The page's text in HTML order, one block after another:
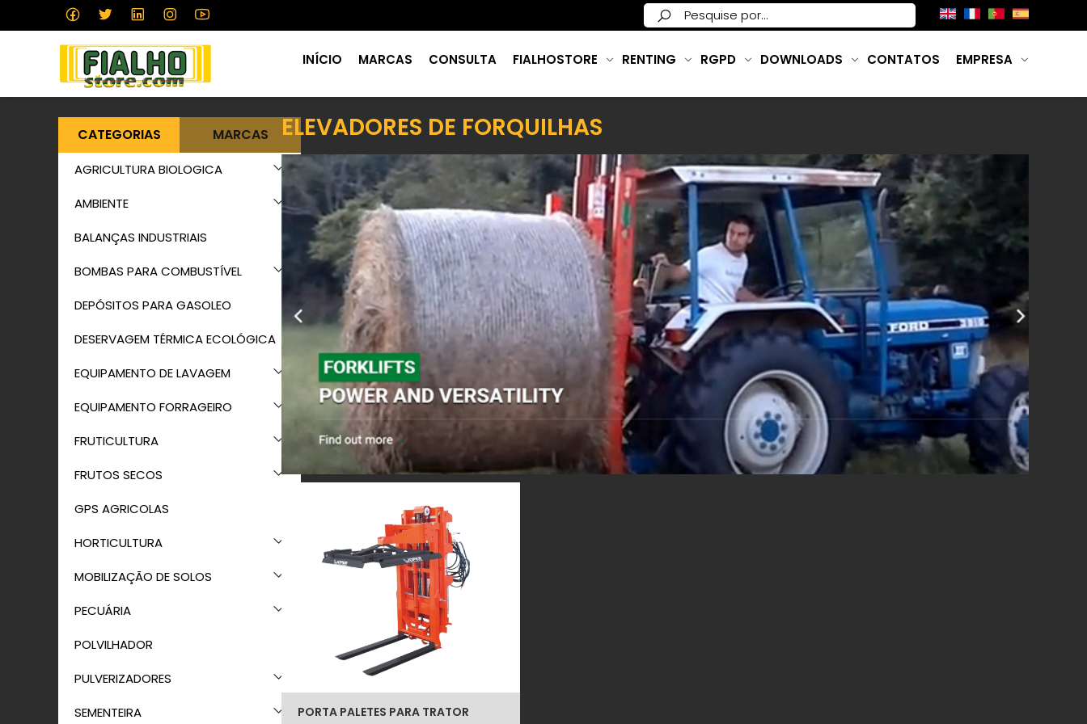
INÍCIO MARCAS CONSULTA FIALHOSTORE RENTING RGPD DOWNLOADS CONTATOS EMPRESA
CATEGORIAS MARCAS
AGRICULTURA BIOLOGICA
AMBIENTE
BALANÇAS INDUSTRIAIS
BOMBAS PARA COMBUSTÍVEL
DEPÓSITOS PARA GASOLEO
DESERVAGEM TÉRMICA ECOLÓGICA
EQUIPAMENTO DE LAVAGEM
EQUIPAMENTO FORRAGEIRO
FRUTICULTURA
FRUTOS SECOS
GPS AGRICOLAS
HORTICULTURA
MOBILIZAÇÃO DE SOLOS
PECUÁRIA
POLVILHADOR
PULVERIZADORES
SEMENTEIRA
ELEVADORES DE FORQUILHAS
PORTA PALETES PARA TRATOR